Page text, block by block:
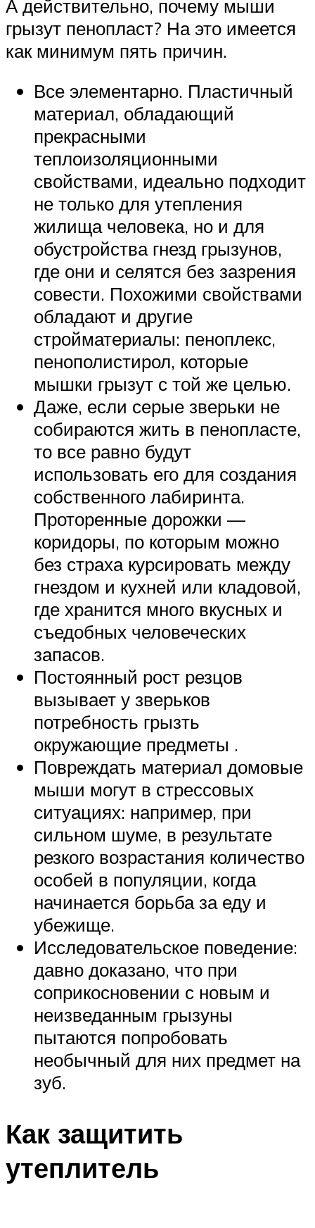
А действительно, почему мыши
грызут пенопласт? На это имеется
как минимум пять причин.
Все элементарно. Пластичный
материал, обладающий
прекрасными
теплоизоляционными
свойствами, идеально подходит
не только для утепления
жилища человека, но и для
обустройства гнезд грызунов,
где они и селятся без зазрения
совести. Похожими свойствами
обладают и другие
стройматериалы: пеноплекс,
пенополистирол, которые
мышки грызут с той же целью.
Даже, если серые зверьки не
собираются жить в пенопласте,
то все равно будут
использовать его для создания
собственного лабиринта.
Проторенные дорожки —
коридоры, по которым можно
без страха курсировать между
гнездом и кухней или кладовой,
где хранится много вкусных и
съедобных человеческих
запасов.
Постоянный рост резцов
вызывает у зверьков
потребность грызть
окружающие предметы .
Повреждать материал домовые
мыши могут в стрессовых
ситуациях: например, при
сильном шуме, в результате
резкого возрастания количество
особей в популяции, когда
начинается борьба за еду и
убежище.
Исследовательское поведение:
давно доказано, что при
соприкосновении с новым и
неизведанным грызуны
пытаются попробовать
необычный для них предмет на
зуб.
Как защитить
утеплитель